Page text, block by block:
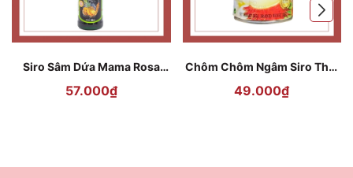
Siro Sâm Dứa Mama Rosa
57.000₫
Chôm Chôm Ngâm Siro Thái
49.000₫